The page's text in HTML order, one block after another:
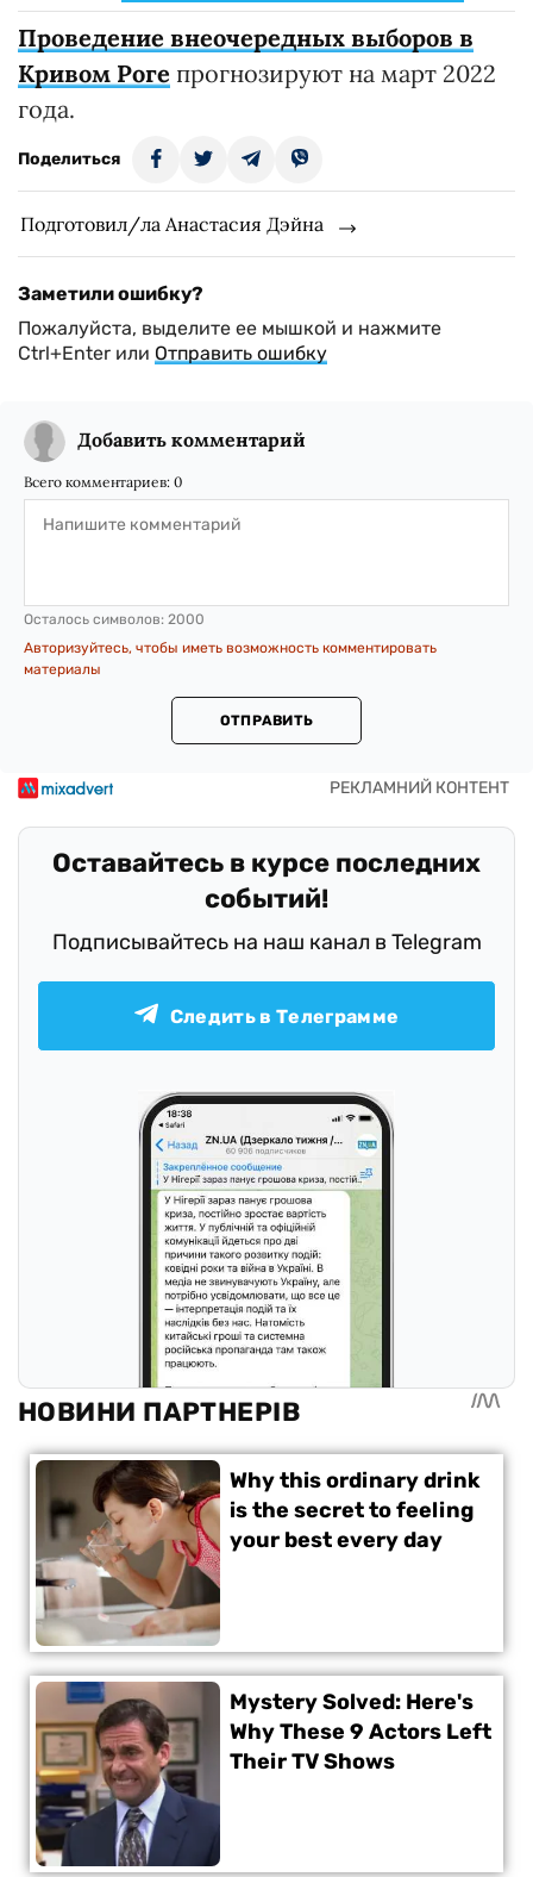
Проведение внеочередных выборов в
Кривом Роге прогнозируют на март 2022
года.
Поделиться
Подготовил/ла Анастасия Дэйна
Заметили ошибку?
Пожалуйста, выделите ее мышкой и нажмите
Ctrl+Enter или Отправить ошибку
Добавить комментарий
Всего комментариев: 0
Осталось символов: 2000
Авторизуйтесь, чтобы иметь возможность комментировать
материалы
ОТПРАВИТЬ
Оставайтесь в курсе последних
событий!
Подписывайтесь на наш канал в Telegram
Следить в Телеграмме